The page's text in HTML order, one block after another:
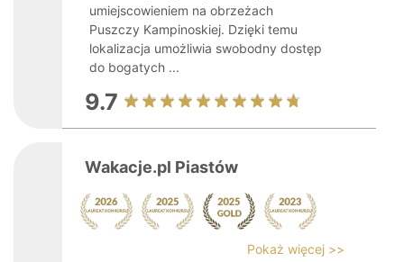
umiejscowieniem na obrzeżach
Puszczy Kampinoskiej. Dzięki temu
lokalizacja umożliwia swobodny dostęp
do bogatych ...
9.7
Wakacje.pl Piastów
Pokaż więcej >>